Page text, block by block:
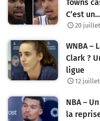
Towns
C’est un…
20 juillet
WNBA –
Clark ?
ligue
12 juillet
NBA –
la